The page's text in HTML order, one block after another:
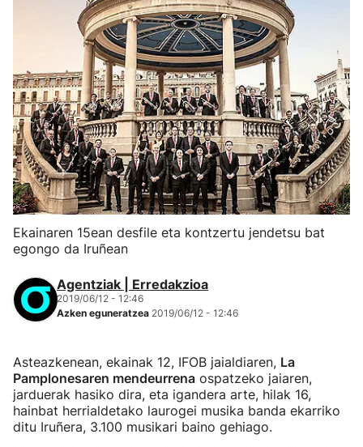
Ekainaren 15ean desfile eta kontzertu jendetsu bat
egongo da Iruñean
Agentziak | Erredakzioa
2019/06/12 - 12:46
Azken eguneratzea 2019/06/12 - 12:46
Asteazkenean, ekainak 12, IFOB jaialdiaren, La
Pamplonesaren mendeurrena ospatzeko jaiaren,
jarduerak hasiko dira, eta igandera arte, hilak 16,
hainbat herrialdetako laurogei musika banda ekarriko
ditu Iruñera, 3.100 musikari baino gehiago.